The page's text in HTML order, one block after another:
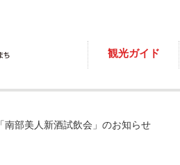
観光ガイド
「南部美人新酒試飲会」のお知らせ